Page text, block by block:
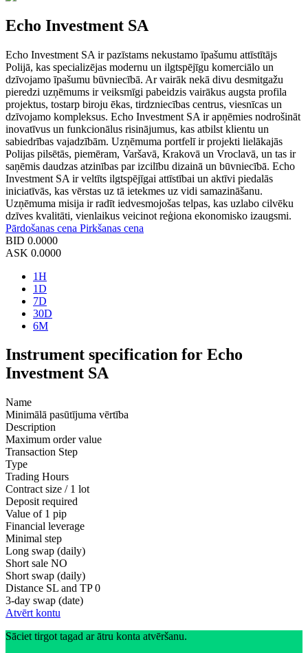
Echo Investment SA
Echo Investment SA ir pazīstams nekustamo īpašumu attīstītājs
Polijā, kas specializējas modernu un ilgtspējīgu komerciālo un
dzīvojamo īpašumu būvniecībā. Ar vairāk nekā divu desmitgažu
pieredzi uzņēmums ir veiksmīgi pabeidzis vairākus augsta profila
projektus, tostarp biroju ēkas, tirdzniecības centrus, viesnīcas un
dzīvojamo kompleksus. Echo Investment SA ir apņēmies nodrošināt
inovatīvus un funkcionālus risinājumus, kas atbilst klientu un
sabiedrības vajadzībām. Uzņēmuma portfelī ir projekti lielākajās
Polijas pilsētās, piemēram, Varšavā, Krakovā un Vroclavā, un tas ir
saņēmis daudzas atzinības par izcilību dizainā un būvniecībā. Echo
Investment SA ir veltīts ilgtspējīgai attīstībai un aktīvi piedalās
iniciatīvās, kas vērstas uz tā ietekmes uz vidi samazināšanu.
Uzņēmuma misija ir radīt iedvesmojošas telpas, kas uzlabo cilvēku
dzīves kvalitāti, vienlaikus veicinot reģiona ekonomisko izaugsmi.
Pārdošanas cena Pirkšanas cena
BID 0.0000
ASK 0.0000
1H
1D
7D
30D
6M
Instrument specification for Echo
Investment SA
Name
Minimālā pasūtījuma vērtība
Description
Maximum order value
Transaction Step
Type
Trading Hours
Contract size / 1 lot
Deposit required
Value of 1 pip
Financial leverage
Minimal step
Long swap (daily)
Short sale NO
Short swap (daily)
Distance SL and TP 0
3-day swap (date)
Atvērt kontu
Sāciet tirgot tagad ar ātru konta atvēršanu.